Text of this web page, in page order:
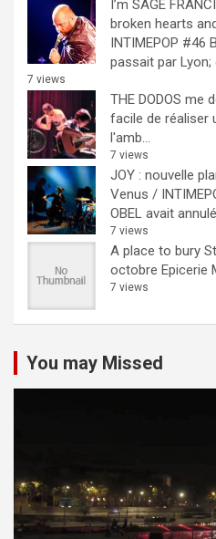
I’m SAGE
broken hearts
INTIMEPOP #46
passait par Lyon;
7 views
THE DODOS me
facile de réaliser
l'amb...
7 views
JOY : nouvelle
Venus /
OBEL avait
7 views
A place to bury
octobre Epicerie
7 views
You may Missed